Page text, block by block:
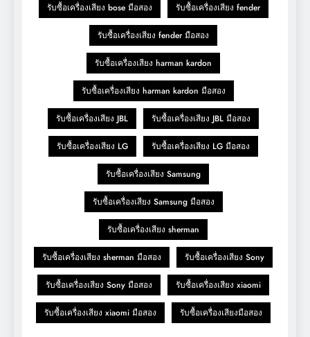
รับซื้อเครื่องเสียง bose มือสอง รับซื้อเครื่องเสียง fender
รับซื้อเครื่องเสียง fender มือสอง
รับซื้อเครื่องเสียง harman kardon
รับซื้อเครื่องเสียง harman kardon มือสอง
รับซื้อเครื่องเสียง JBL รับซื้อเครื่องเสียง JBL มือสอง
รับซื้อเครื่องเสียง LG รับซื้อเครื่องเสียง LG มือสอง
รับซื้อเครื่องเสียง Samsung
รับซื้อเครื่องเสียง Samsung มือสอง
รับซื้อเครื่องเสียง sherman
รับซื้อเครื่องเสียง sherman มือสอง รับซื้อเครื่องเสียง Sony
รับซื้อเครื่องเสียง Sony มือสอง รับซื้อเครื่องเสียง xiaomi
รับซื้อเครื่องเสียง xiaomi มือสอง รับซื้อเครื่องเสียงมือสอง